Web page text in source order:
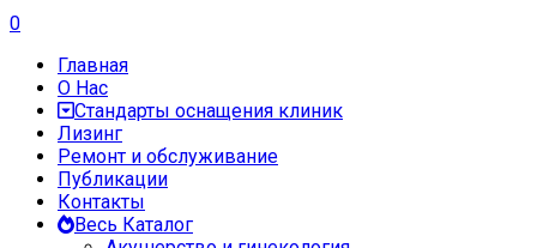
0
Главная
О Нас
Стандарты оснащения клиник
Лизинг
Ремонт и обслуживание
Публикации
Контакты
Весь Каталог